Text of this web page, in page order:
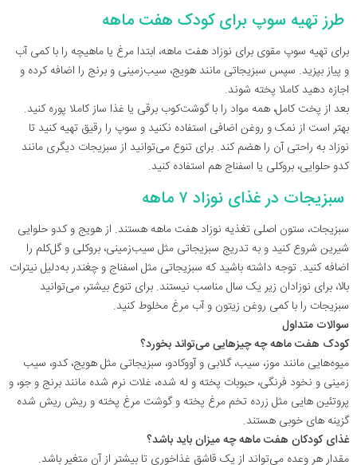
طرز تهیه سوپ برای کودک هفت ماهه
برای تهیه سوپ مقوی برای نوزاد هفت ماهه، ابتدا مرغ یا ماهیچه را با کمی آب
و پیاز بپزید. سپس سبزیجاتی مانند هویج، سیب‌زمینی و برنج را اضافه کرده و
اجازه دهید کاملا پخته شوند.
بعد از پخت کامل، همه مواد را با گوشت‌کوب برقی یا غذا ساز کاملا پوره کنید.
بهتر است از نمک و روغن اضافی استفاده نکنید و سوپ را رقیق تهیه کنید تا
نوزاد به راحتی آن را هضم کند. برای تنوع می‌توانید از سبزیجات دیگری مانند
کدو حلوایی، بروکلی یا اسفناج هم استفاده کنید.
سبزیجات در غذای نوزاد ۷ ماهه
سبزیجات، ستون اصلی تغذیه نوزاد هفت ماهه هستند. از هویج و کدو حلوایی
شیرین شروع کنید و به تدریج سبزیجاتی مثل سیب‌زمینی، بروکلی و گل‌کلم را
اضافه کنید. توجه داشته باشید که سبزیجاتی مثل اسفناج و چغندر به‌دلیل نیترات
بالا، برای نوزادان زیر یک سال مناسب نیستند. برای تنوع بیشتر، می‌توانید
سبزیجات را با کمی روغن زیتون و آب مرغ مخلوط کنید.
سوالات متداول
کودک هفت ماهه چه چیزهایی می‌تواند بخورد؟
میوه‌هایی مانند موز، سیب، گلابی و آووکادو، سبزیجاتی مثل هویج، کدو، سیب
زمینی و نخود فرنگی، حبوبات پخته و له شده، غلات نرم شده مانند برنج و جو، و
پروتئین هایی مثل زرده تخم مرغ پخته و گوشت مرغ پخته و ریش ریش شده
گزینه های خوبی هستند.
غذای کودکان هفت ماهه چه میزان باید باشد؟
مقدار هر وعده می‌تواند از یک قاشق غذاخوری تا بیشتر از آن متغیر باشد.